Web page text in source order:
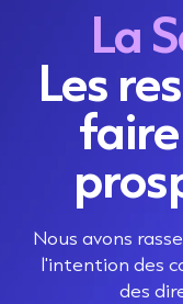
La
Les
Nous avons
l'intention des
des